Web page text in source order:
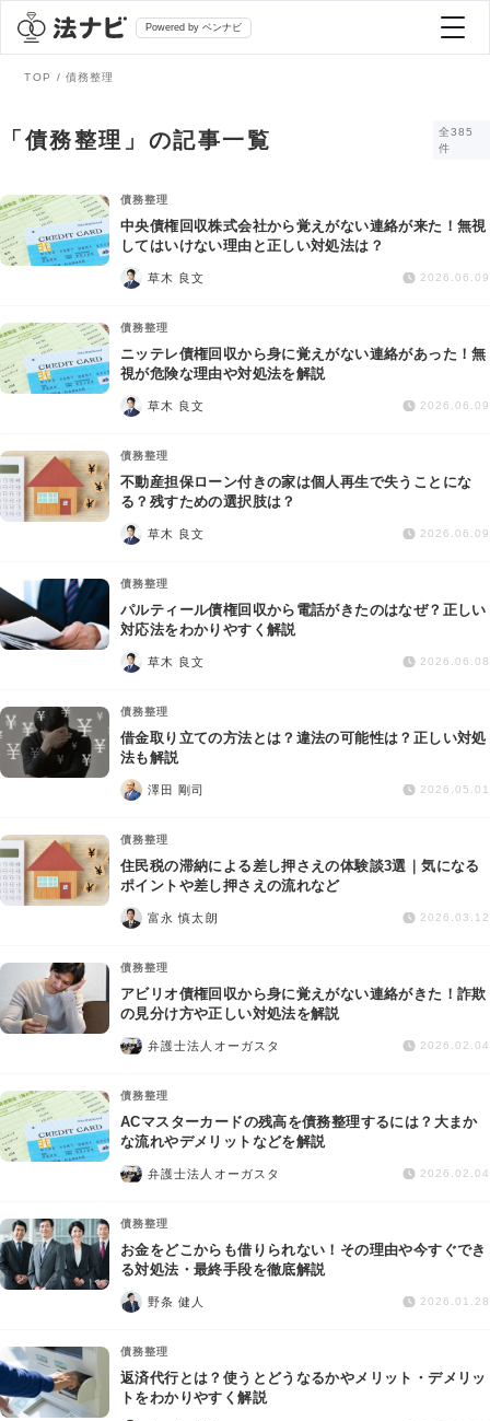
Powered by ベンナビ
全て
法律相談
債務整理
交通事故
労働問題
債権回収
IT・ネット
資金調達
企業法務
弁護士を探す
おすすめ弁護士診断
AI Search Premium
掲載をご検討の弁護士の方へ
TOP 債務整理
「債務整理」の記事一覧
全385
件
債務整理
中央債権回収株式会社から覚えがない連絡が来た！無視
してはいけない理由と正しい対処法は？
草木 良文 2026.06.09
債務整理
ニッテレ債権回収から身に覚えがない連絡があった！無
視が危険な理由や対処法を解説
草木 良文 2026.06.09
債務整理
不動産担保ローン付きの家は個人再生で失うことにな
る？残すための選択肢は？
草木 良文 2026.06.09
債務整理
パルティール債権回収から電話がきたのはなぜ？正しい
対応法をわかりやすく解説
草木 良文 2026.06.08
債務整理
借金取り立ての方法とは？違法の可能性は？正しい対処
法も解説
澤田 剛司 2026.05.01
債務整理
住民税の滞納による差し押さえの体験談3選｜気になる
ポイントや差し押さえの流れなど
富永 慎太朗 2026.03.12
債務整理
アビリオ債権回収から身に覚えがない連絡がきた！詐欺
の見分け方や正しい対処法を解説
弁護士法人オーガスタ 2026.02.04
債務整理
ACマスターカードの残高を債務整理するには？大まか
な流れやデメリットなどを解説
弁護士法人オーガスタ 2026.02.04
債務整理
お金をどこからも借りられない！その理由や今すぐでき
る対処法・最終手段を徹底解説
野条 健人 2026.01.28
債務整理
返済代行とは？使うとどうなるかやメリット・デメリッ
トをわかりやすく解説